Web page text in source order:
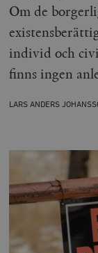
Om de
individ och
finns ingen
LARS ANDERS